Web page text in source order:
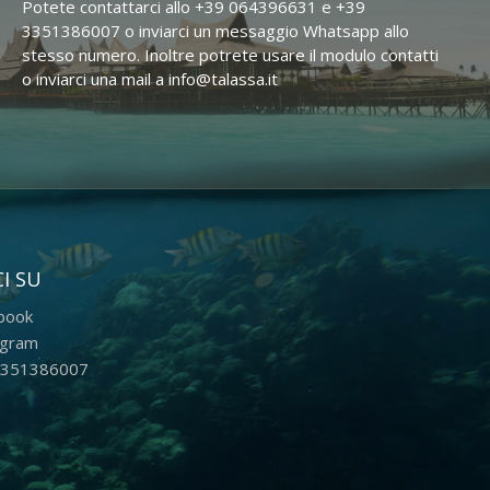
Potete contattarci allo +39 064396631 e +39
3351386007 o inviarci un messaggio Whatsapp allo
stesso numero. Inoltre potrete usare il modulo contatti
o inviarci una mail a info@talassa.it
SU